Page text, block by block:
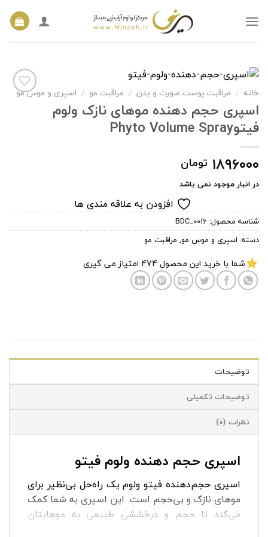
خانه / مراقبت پوست صورت و بدن / مراقبت مو / اسپری و موس مو
اسپری حجم دهنده موهای نازک ولوم
فیتوPhyto Volume Spray
۱۸۹۶۰۰۰ تومان
در انبار موجود نمی باشد
افزودن به علاقه مندی ها
شناسه محصول: BDC_0016
دسته: اسپری و موس مو, مراقبت مو
شما با خرید این محصول474 امتیاز می گیری
توضیحات
توضیحات تکمیلی
نظرات (0)
اسپری حجم دهنده ولوم فیتو
اسپری حجم‌دهنده فیتو ولوم یک راه‌حل بی‌نظیر برای
موهای نازک و بی‌حجم است. این اسپری به شما کمک
می‌کند تا حجم و درخششی طبیعی به موهایتان